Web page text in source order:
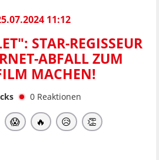
11:12
STAR-REGISSEUR
ABFALL ZUM
MACHEN!
0 Reaktionen
😱 🔥 😥 👏